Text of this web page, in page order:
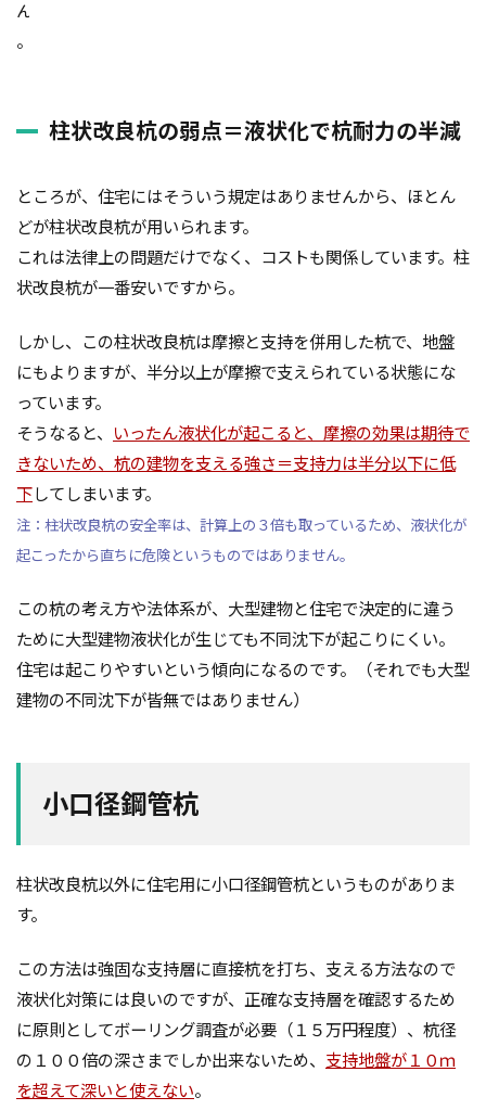
ん
。
柱状改良杭の弱点＝液状化で杭耐力の半減
ところが、住宅にはそういう規定はありませんから、ほとん
どが柱状改良杭が用いられます。
これは法律上の問題だけでなく、コストも関係しています。柱
状改良杭が一番安いですから。
しかし、この柱状改良杭は摩擦と支持を併用した杭で、地盤
にもよりますが、半分以上が摩擦で支えられている状態にな
っています。
そうなると、
いったん液状化が起こると、摩擦の効果は期待で
きないため、杭の建物を支える強さ＝支持力は半分以下に低
下してしまいます。
注：柱状改良杭の安全率は、計算上の３倍も取っているため、液状化が
起こったから直ちに危険というものではありません。
この杭の考え方や法体系が、大型建物と住宅で決定的に違う
ために大型建物液状化が生じても不同沈下が起こりにくい。
住宅は起こりやすいという傾向になるのです。（それでも大型
建物の不同沈下が皆無ではありません）
小口径鋼管杭
柱状改良杭以外に住宅用に小口径鋼管杭というものがありま
す。
この方法は強固な支持層に直接杭を打ち、支える方法なので
液状化対策には良いのですが、正確な支持層を確認するため
に原則としてボーリング調査が必要（１５万円程度）、杭径
の１００倍の深さまでしか出来ないため、 支持地盤が１０ｍ
を超えて深いと使えない。